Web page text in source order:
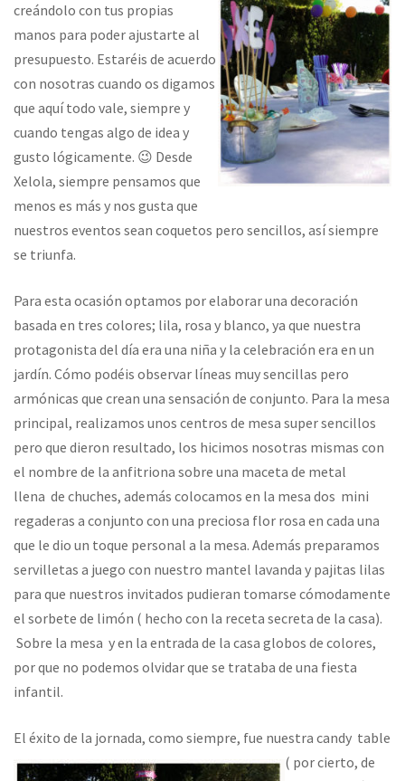
creándolo con tus propias
manos para poder ajustarte al
presupuesto. Estaréis de acuerdo
con nosotras cuando os digamos
que aquí todo vale, siempre y
cuando tengas algo de idea y
gusto lógicamente. 😉 Desde
Xelola, siempre pensamos que
menos es más y nos gusta que
nuestros eventos sean coquetos pero sencillos, así siempre
se triunfa.
Para esta ocasión optamos por elaborar una decoración
basada en tres colores; lila, rosa y blanco, ya que nuestra
protagonista del día era una niña y la celebración era en un
jardín. Cómo podéis observar líneas muy sencillas pero
armónicas que crean una sensación de conjunto. Para la mesa
principal, realizamos unos centros de mesa super sencillos
pero que dieron resultado, los hicimos nosotras mismas con
el nombre de la anfitriona sobre una maceta de metal
llena de chuches, además colocamos en la mesa dos mini
regaderas a conjunto con una preciosa flor rosa en cada una
que le dio un toque personal a la mesa. Además preparamos
servilletas a juego con nuestro mantel lavanda y pajitas lilas
para que nuestros invitados pudieran tomarse cómodamente
el sorbete de limón ( hecho con la receta secreta de la casa).
Sobre la mesa y en la entrada de la casa globos de colores,
por que no podemos olvidar que se trataba de una fiesta
infantil.
El éxito de la jornada, como siempre, fue nuestra candy table
( por cierto, de